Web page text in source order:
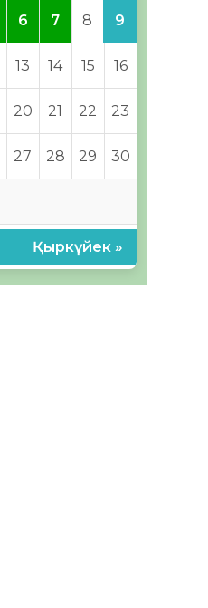
6 7 8 9
13 14 15 16
20 21 22 23
27 28 29 30
Қыркүйек »